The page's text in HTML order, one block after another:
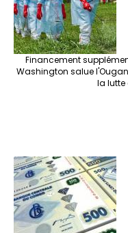
Financement
Washington salue
la lutte